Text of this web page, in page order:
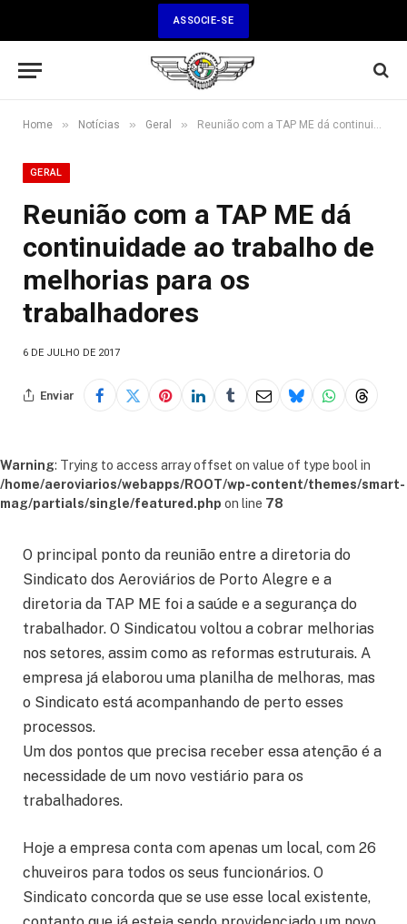
ASSOCIE-SE
Home » Notícias » Geral » Reunião com a TAP ME dá continuidade ao trabalho de melhorias para os trabalhadores
GERAL
Reunião com a TAP ME dá
continuidade ao trabalho de
melhorias para os
trabalhadores
6 DE JULHO DE 2017
Enviar
Warning: Trying to access array offset on value of type bool in
/home/aeroviarios/webapps/ROOT/wp-content/themes/smart-
mag/partials/single/featured.php on line 78
O principal ponto da reunião entre a diretoria do
Sindicato dos Aeroviários de Porto Alegre e a
diretoria da TAP ME foi a saúde e a segurança do
trabalhador. O Sindicatou voltou a cobrar melhorias
nos setores, assim como as reformas estruturais. A
empresa já elaborou uma planilha de melhoras, mas
o Sindicato está acompanhando de perto esses
processos.
Um dos pontos que precisa receber essa atenção é a
necessidade de um novo vestiário para os
trabalhadores.
Hoje a empresa conta com apenas um local, com 26
chuveiros para todos os seus funcionários. O
Sindicato concorda que se use esse local existente,